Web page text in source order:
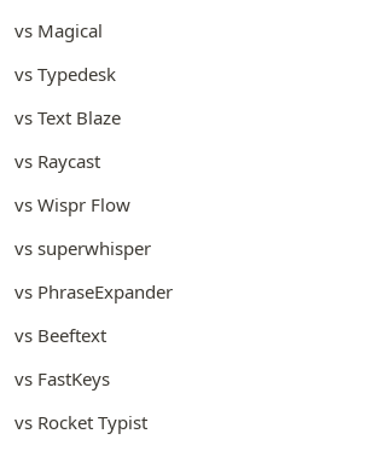
vs Magical
vs Typedesk
vs Text Blaze
vs Raycast
vs Wispr Flow
vs superwhisper
vs PhraseExpander
vs Beeftext
vs FastKeys
vs Rocket Typist